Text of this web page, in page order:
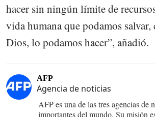
hacer sin ningún límite de
vida humana que podamos salvar,
Dios, lo podamos hacer”, añadió.
AFP
Agencia de noticias
AFP es una de las tres agencias de
importantes del mundo. Su misión